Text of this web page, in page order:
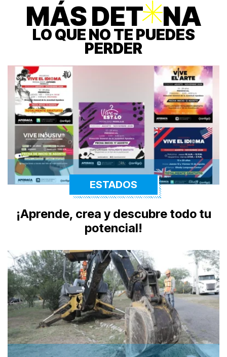
MÁS DETONA
LO QUE NO TE PUEDES
PERDER
ESTADOS
¡Aprende, crea y descubre todo tu
potencial!